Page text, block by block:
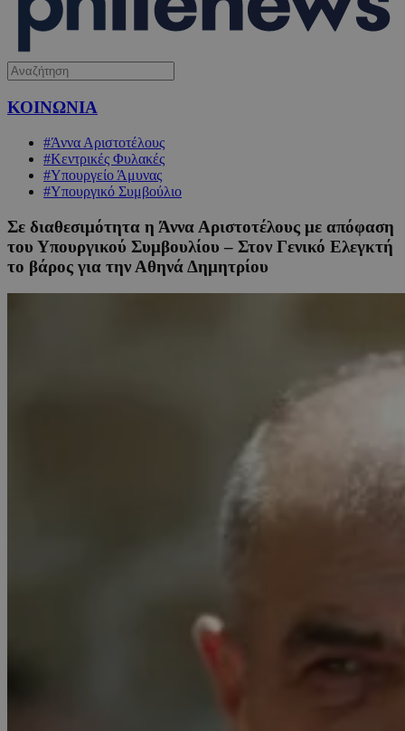
ΚΟΙΝΩΝΙΑ
#Άννα Αριστοτέλους
#Κεντρικές Φυλακές
#Υπουργείο Άμυνας
#Υπουργικό Συμβούλιο
Σε διαθεσιμότητα η Άννα Αριστοτέλους με απόφαση
του Υπουργικού Συμβουλίου – Στον Γενικό Ελεγκτή
το βάρος για την Αθηνά Δημητρίου